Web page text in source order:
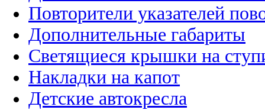
Повторители указателей
Дополнительные габариты
Светящиеся крышки на
Накладки на капот
Детские автокресла